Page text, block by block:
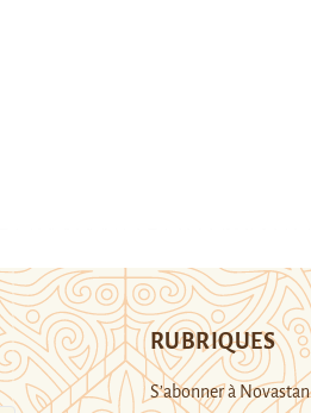
RUBRIQUES
S’abonner à Novastan